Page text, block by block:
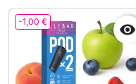
-1,00 € 